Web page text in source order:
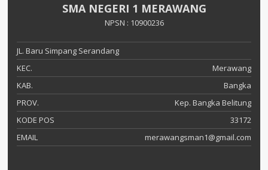
SMA NEGERI 1 MERAWANG
NPSN : 10900236
JL. Baru Simpang Serandang
KEC.
Merawang
KAB.
Bangka
PROV.
Kep. Bangka Belitung
KODE POS
33172
EMAIL
merawangsman1@gmail.com